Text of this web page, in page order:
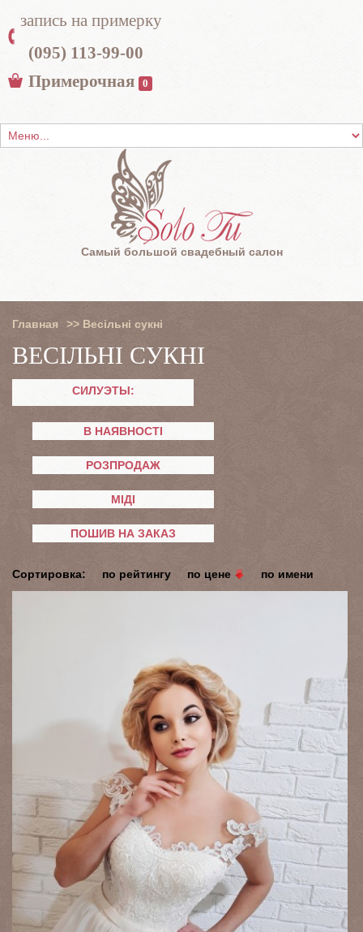
запись на примерку
(095) 113-99-00
Примерочная
0
Самый большой свадебный салон
Главная >> Весільні сукні
ВЕСІЛЬНІ СУКНІ
СИЛУЭТЫ:
В НАЯВНОСТІ
РОЗПРОДАЖ
МІДІ
ПОШИВ НА ЗАКАЗ
Сортировка: по рейтингу по цене по имени